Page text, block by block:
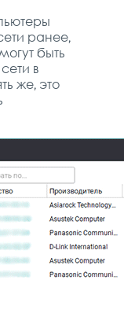
ранее,
быть
в
же, это